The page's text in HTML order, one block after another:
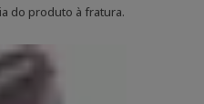
do produto à fratura.